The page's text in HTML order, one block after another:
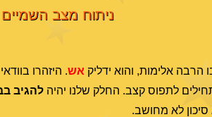
ניתוח מצב השמיים –
הרבה אלימות, והוא ידליק אש. היזהרו
להגיב
לא מחושב.